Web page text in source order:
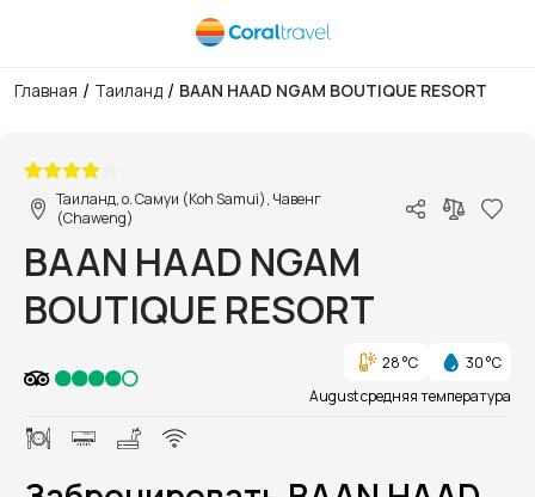
Главная / Таиланд / BAAN HAAD NGAM BOUTIQUE RESORT
Таиланд, о. Самуи (Koh Samui), Чавенг
(Chaweng)
BAAN HAAD NGAM
BOUTIQUE RESORT
28 °C
30 °C
August средняя температура